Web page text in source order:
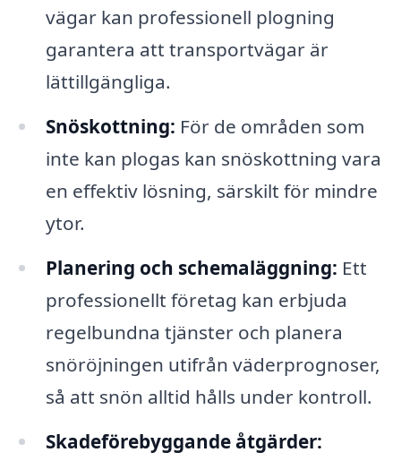
vägar kan professionell plogning
garantera att transportvägar är
lättillgängliga.
Snöskottning: För de områden som
inte kan plogas kan snöskottning vara
en effektiv lösning, särskilt för mindre
ytor.
Planering och schemaläggning: Ett
professionellt företag kan erbjuda
regelbundna tjänster och planera
snöröjningen utifrån väderprognoser,
så att snön alltid hålls under kontroll.
Skadeförebyggande åtgärder: